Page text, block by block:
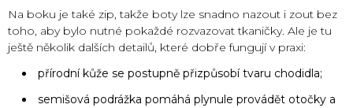
Na boku je také zip, takže boty lze snadno nazout i zout bez
toho, aby bylo nutné pokaždé rozvazovat tkaničky. Ale je tu
ještě několik dalších detailů, které dobře fungují v praxi:
přírodní kůže se postupně přizpůsobí tvaru chodidla;
semišová podrážka pomáhá plynule provádět otočky a